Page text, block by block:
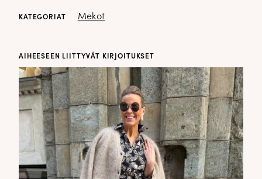
KATEGORIAT Mekot
AIHEESEEN LIITTYVÄT KIRJOITUKSET